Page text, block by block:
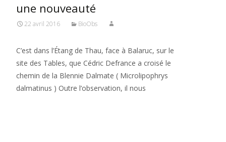
une nouveauté
22 avril 2016 BioObs
C’est dans l’Étang de Thau, face à Balaruc, sur le
site des Tables, que Cédric Defrance a croisé le
chemin de la Blennie Dalmate ( Microlipophrys
dalmatinus ) Outre l’observation, il nous